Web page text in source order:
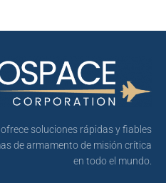
soluciones rápidas y fiables
de armamento de misión crítica
en todo el mundo.